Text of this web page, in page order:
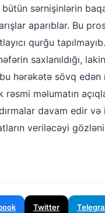
sərnişinlərin
aparıblar. Bu
qurğu
saxlanıldığı,
hərəkətə sövq edən
məlumatın
davam edir
veriləcəyi
Twitter